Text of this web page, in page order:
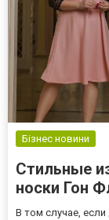
Бізнес новини
Стильные
носки Гон
В том случае,